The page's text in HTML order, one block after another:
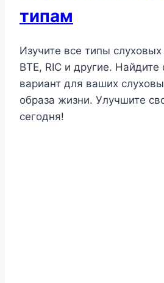
типам
Изучите все типы слуховых
BTE, RIC и другие.
вариант для ваших
образа жизни. Улучшите
сегодня!